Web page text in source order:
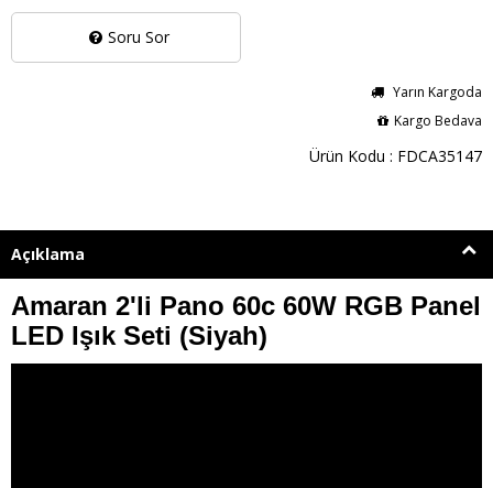
Soru Sor
Yarın Kargoda
Kargo Bedava
Ürün Kodu : FDCA35147
Açıklama
Amaran 2'li Pano 60c 60W RGB Panel
LED Işık Seti (Siyah)